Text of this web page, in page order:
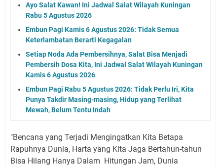
Ayo Salat Kawan! Ini Jadwal Salat Wilayah Kuningan
Rabu 5 Agustus 2026
Embun Pagi Kamis 6 Agustus 2026: Tidak Semua
Keterlambatan Berarti Kegagalan
Setiap Noda Ada Pembersihnya, Salat Bisa Menjadi
Pembersih Dosa Kita, Ini Jadwal Salat Wilayah Kuningan
Kamis 6 Agustus 2026
Embun Pagi Rabu 5 Agustus 2026: Tidak Perlu Iri, Kita
Punya Takdir Masing-masing, Hidup yang Terlihat
Mewah, Belum Tentu Indah
"Bencana yang Terjadi Mengingatkan Kita Betapa
Rapuhnya Dunia, Harta yang Kita Jaga Bertahun-tahun
Bisa Hilang Hanya Dalam Hitungan Jam, Dunia